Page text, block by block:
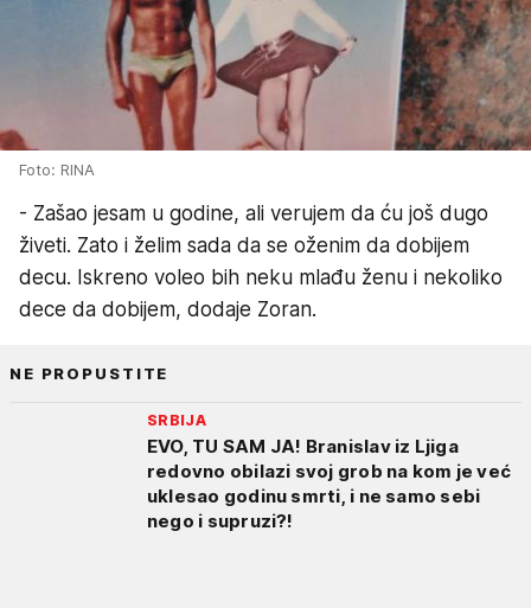
Foto: RINA
- Zašao jesam u godine, ali verujem da ću još dugo
živeti. Zato i želim sada da se oženim da dobijem
decu. Iskreno voleo bih neku mlađu ženu i nekoliko
dece da dobijem, dodaje Zoran.
NE PROPUSTITE
SRBIJA
EVO, TU SAM JA! Branislav iz Ljiga
redovno obilazi svoj grob na kom je već
uklesao godinu smrti, i ne samo sebi
nego i supruzi?!